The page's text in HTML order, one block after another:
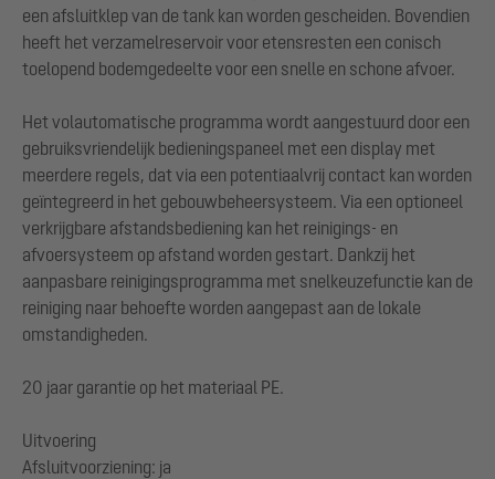
een afsluitklep van de tank kan worden gescheiden. Bovendien
heeft het verzamelreservoir voor etensresten een conisch
toelopend bodemgedeelte voor een snelle en schone afvoer.
Het volautomatische programma wordt aangestuurd door een
gebruiksvriendelijk bedieningspaneel met een display met
meerdere regels, dat via een potentiaalvrij contact kan worden
geïntegreerd in het gebouwbeheersysteem. Via een optioneel
verkrijgbare afstandsbediening kan het reinigings- en
afvoersysteem op afstand worden gestart. Dankzij het
aanpasbare reinigingsprogramma met snelkeuzefunctie kan de
reiniging naar behoefte worden aangepast aan de lokale
omstandigheden.
20 jaar garantie op het materiaal PE.
Uitvoering
Afsluitvoorziening: ja